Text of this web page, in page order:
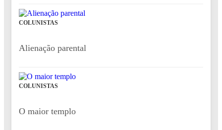
COLUNISTAS
Alienação parental
COLUNISTAS
O maior templo